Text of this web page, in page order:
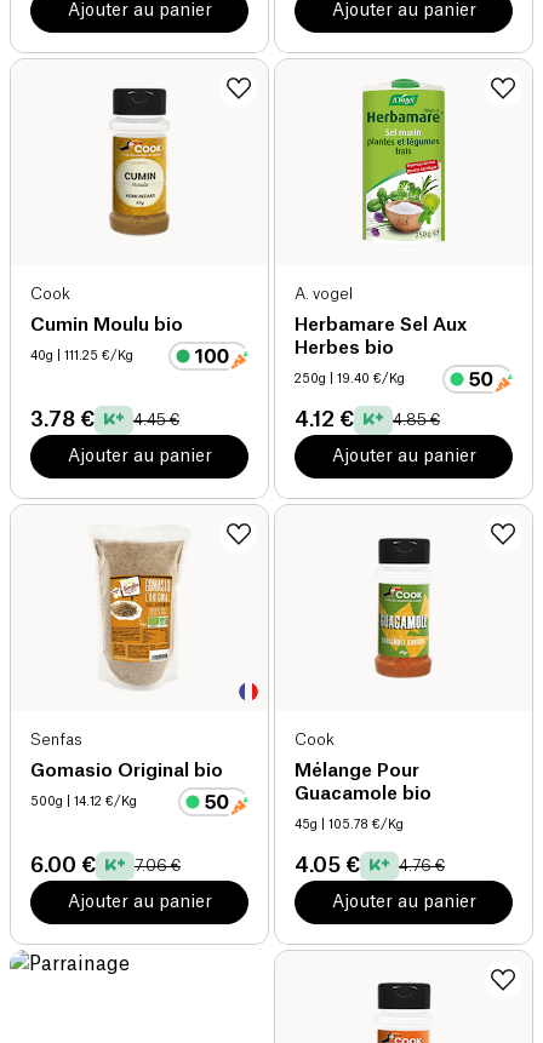
Ajouter au panier Ajouter au panier
Cook
Cumin Moulu bio
40g | 111.25 €/Kg
3.78 € 4.45 €
Ajouter au panier
A. vogel
Herbamare Sel Aux
Herbes bio
250g | 19.40 €/Kg
4.12 € 4.85 €
Ajouter au panier
Senfas
Gomasio Original bio
500g | 14.12 €/Kg
6.00 € 7.06 €
Ajouter au panier
Cook
Mélange Pour
Guacamole bio
45g | 105.78 €/Kg
4.05 € 4.76 €
Ajouter au panier